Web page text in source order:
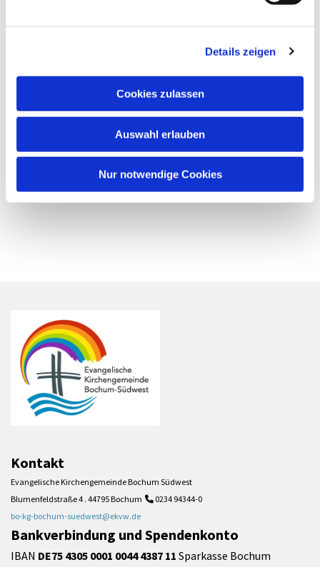
Details zeigen
Cookies zulassen
Auswahl erlauben
Nur notwendige Cookies
Kontakt
Evangelische Kirchengemeinde Bochum Südwest
Blumenfeldstraße 4 . 44795 Bochum  0234 94344-0
bo-kg-bochum-suedwest@ekvw.de
Bankverbindung und Spendenkonto
IBAN DE75 4305 0001 0044 4387 11 Sparkasse Bochum